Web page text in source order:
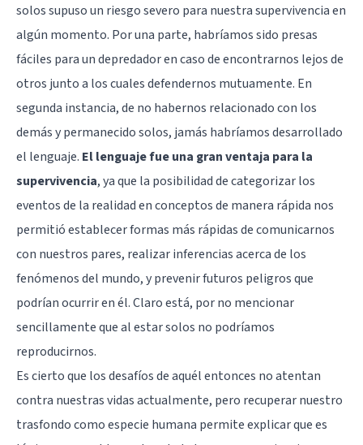
solos supuso un riesgo severo para nuestra supervivencia en
algún momento. Por una parte, habríamos sido presas
fáciles para un depredador en caso de encontrarnos lejos de
otros junto a los cuales defendernos mutuamente. En
segunda instancia, de no habernos relacionado con los
demás y permanecido solos, jamás habríamos desarrollado
el lenguaje. El lenguaje fue una gran ventaja para la
supervivencia, ya que la posibilidad de categorizar los
eventos de la realidad en conceptos de manera rápida nos
permitió establecer formas más rápidas de comunicarnos
con nuestros pares, realizar inferencias acerca de los
fenómenos del mundo, y prevenir futuros peligros que
podrían ocurrir en él. Claro está, por no mencionar
sencillamente que al estar solos no podríamos
reproducirnos.
Es cierto que los desafíos de aquél entonces no atentan
contra nuestras vidas actualmente, pero recuperar nuestro
trasfondo como especie humana permite explicar que es